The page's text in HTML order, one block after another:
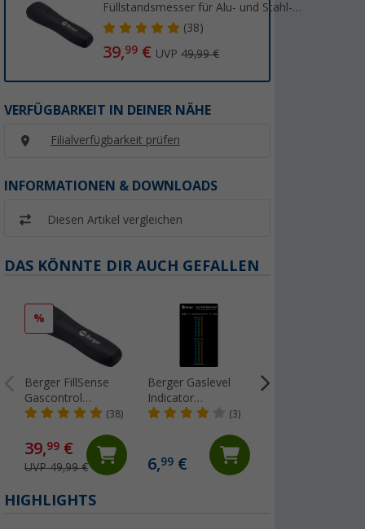
Füllstandsmesser für Alu- und Stahl-
Gasflaschen
(38)
39,99 € UVP49,99 €
VERFÜGBARKEIT IN DEINER NÄHE
Filialverfügbarkeit prüfen
INFORMATIONEN & DOWNLOADS
Diesen Artikel vergleichen
DAS KÖNNTE DIR AUCH GEFALLEN
%
Berger FillSense
Gascontrol
Füllstandsmesser
Gasflaschen
(38)
39,99 €
UVP 49,99 €
Berger Gaslevel
Indicator
magnetische
Gasflaschen
(3)
6,99 €
HIGHLIGHTS